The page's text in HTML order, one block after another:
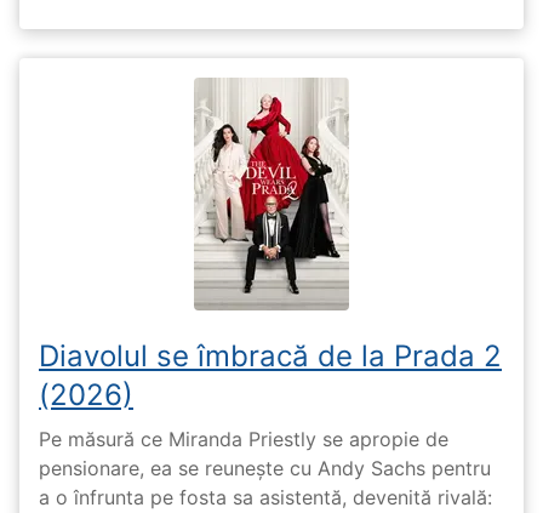
Diavolul se îmbracă de la Prada 2
(2026)
Pe măsură ce Miranda Priestly se apropie de
pensionare, ea se reunește cu Andy Sachs pentru
a o înfrunta pe fosta sa asistentă, devenită rivală: